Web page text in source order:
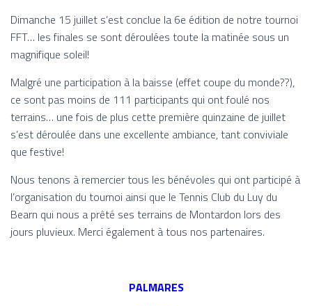
T
I
Dimanche 15 juillet s’est conclue la 6e édition de notre tournoi
FFT… les finales se sont déroulées toute la matinée sous un
magnifique soleil!
Malgré une participation à la baisse (effet coupe du monde??),
ce sont pas moins de 111 participants qui ont foulé nos
terrains… une fois de plus cette première quinzaine de juillet
s’est déroulée dans une excellente ambiance, tant conviviale
que festive!
Nous tenons à remercier tous les bénévoles qui ont participé à
l’organisation du tournoi ainsi que le Tennis Club du Luy du
Bearn qui nous a prêté ses terrains de Montardon lors des
jours pluvieux. Merci également à tous nos partenaires.
PALMARES